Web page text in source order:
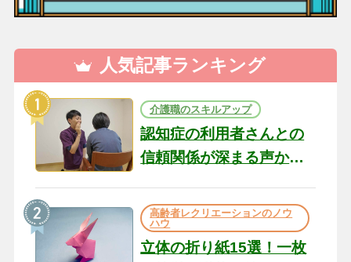
人気記事ランキング
介護職のスキルアップ
認知症の利用者さんとの
信頼関係が深まる声かけ
の現場から（22）
高齢者レクリエーションのノウ
ハウ
立体の折り紙15選！一枚